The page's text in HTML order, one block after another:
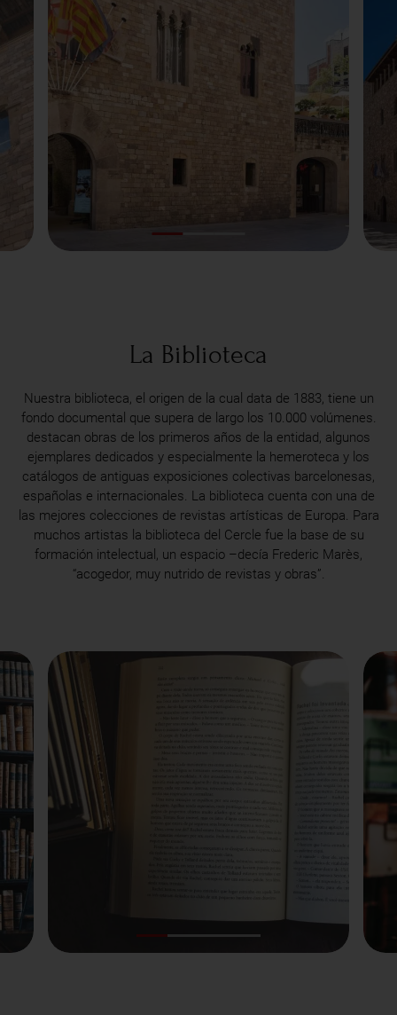
La Biblioteca
Nuestra biblioteca, el origen de la cual data de 1883, tiene un
fondo documental que supera de largo los 10.000 volúmenes.
destacan obras de los primeros años de la entidad, algunos
ejemplares dedicados y especialmente la hemeroteca y los
catálogos de antiguas exposiciones colectivas barcelonesas,
españolas e internacionales. La biblioteca cuenta con una de
las mejores colecciones de revistas artísticas de Europa. Para
muchos artistas la biblioteca del Cercle fue la base de su
formación intelectual, un espacio –decía Frederic Marès,
“acogedor, muy nutrido de revistas y obras”.